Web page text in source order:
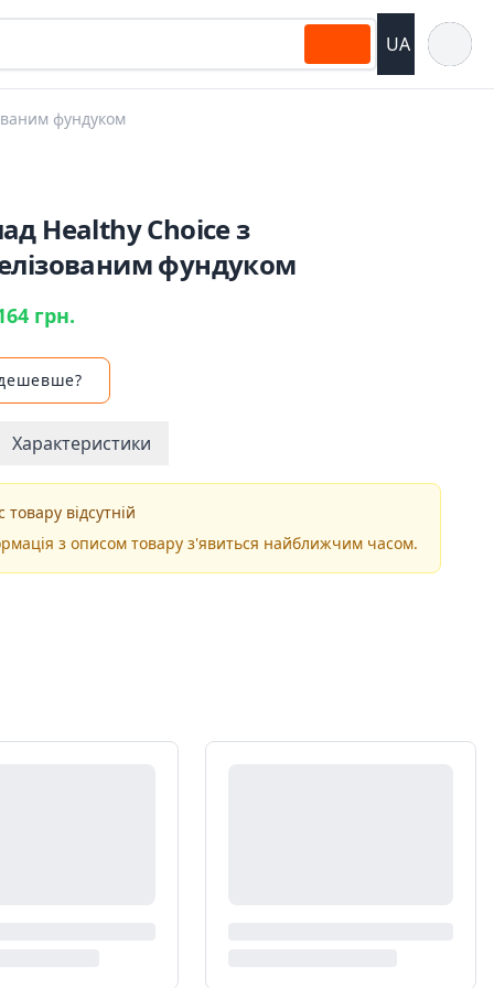
UA
фундуком
Healthy Choice з
фундуком
грн.
Характеристики
товару відсутній
з описом товару з'явиться найближчим часом.